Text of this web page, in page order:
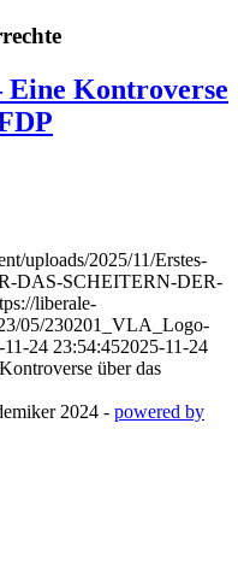
Eine Kontroverse
uploads/2025/11/Erstes-
DAS-SCHEITERN-DER-
liberale-
05/230201_VLA_Logo-
11-24 23:54:452025-11-24
über das
2024 - powered by